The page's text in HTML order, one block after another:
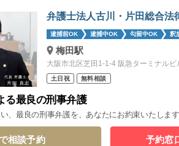
弁護士法人古川・片田総合法
逮捕前OK 逮捕中OK 勾留中OK 釈
梅田駅
大阪市北区芝田1-1-4 阪急ターミナルビ
土日祝 無料相談
る最良の刑事弁護
、最良の刑事弁護を、あなたにお約束いたします
相談予約 予約